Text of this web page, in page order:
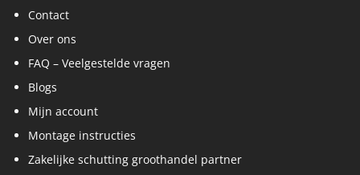
Contact
Over ons
FAQ – Veelgestelde vragen
Blogs
Mijn account
Montage instructies
Zakelijke schutting groothandel partner